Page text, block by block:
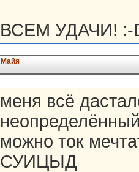
ВСЕМ УДАЧИ! :-
Майя
меня всё
можно ток
СУИЦЫД